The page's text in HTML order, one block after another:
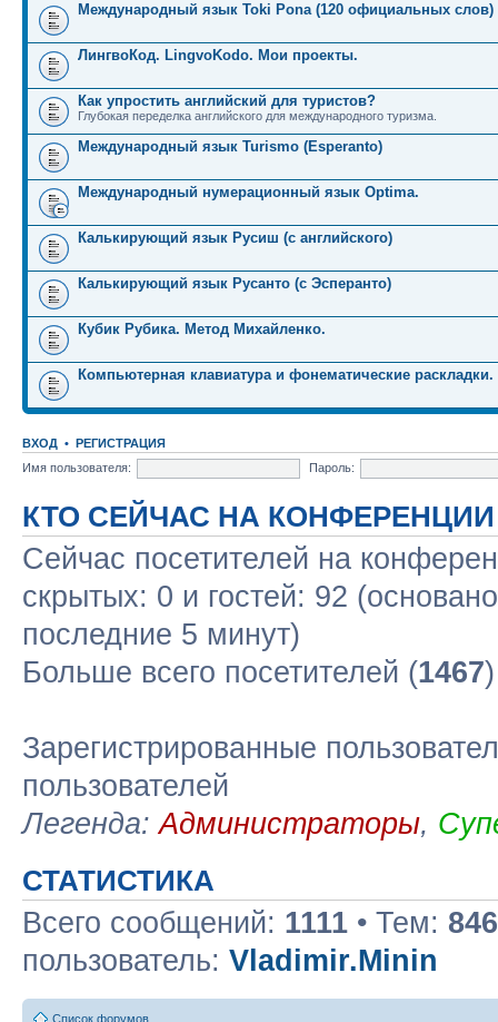
Международный язык Toki Pona (120 официальных слов)
ЛингвоКод. LingvoKodo. Мои проекты.
Как упростить английский для туристов?
Глубокая переделка английского для международного туризма.
Международный язык Turismo (Esperanto)
Международный нумерационный язык Optima.
Калькирующий язык Русиш (с английского)
Калькирующий язык Русанто (с Эсперанто)
Кубик Рубика. Метод Михайленко.
Компьютерная клавиатура и фонематические раскладки.
ВХОД • РЕГИСТРАЦИЯ
Имя пользователя:
Пароль:
КТО СЕЙЧАС НА КОНФЕРЕНЦИИ
Сейчас посетителей на
скрытых: 0 и гостей: 92
последние 5 минут)
Больше всего посетителей (1467
Зарегистрированные
пользователей
Легенда:Администраторы,
СТАТИСТИКА
Всего сообщений: 1111 • Тем: 846
пользователь: Vladimir.Minin
Список форумов